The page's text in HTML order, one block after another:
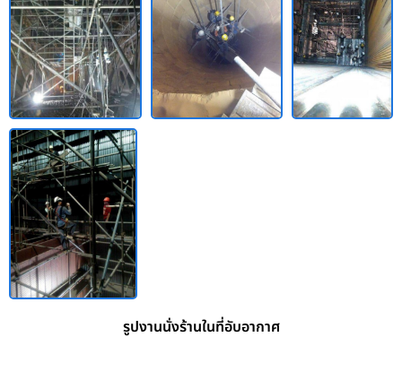
รูปงานนั่งร้านในที่อับอากาศ